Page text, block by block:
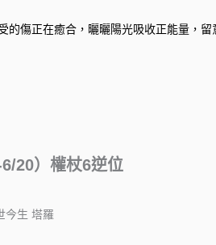
的傷正在癒合，曬曬陽光吸收正能量，留
20）權杖6逆位